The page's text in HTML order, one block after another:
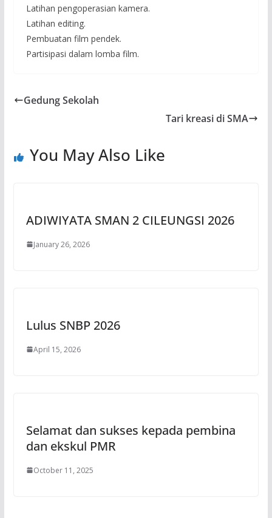
Latihan pengoperasian kamera.
Latihan editing.
Pembuatan film pendek.
Partisipasi dalam lomba film.
Gedung Sekolah
Tari kreasi di SMA
You May Also Like
ADIWIYATA SMAN 2 CILEUNGSI 2026
January 26, 2026
Lulus SNBP 2026
April 15, 2026
Selamat dan sukses kepada pembina
dan ekskul PMR
October 11, 2025